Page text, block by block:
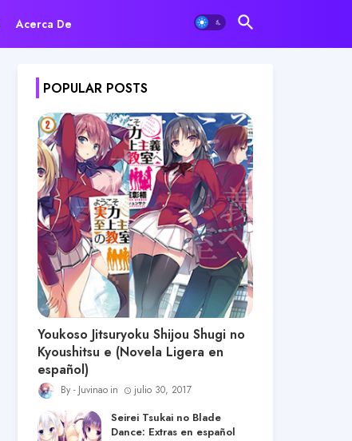
Acerca De
POPULAR POSTS
Youkoso Jitsuryoku Shijou Shugi no
Kyoushitsu e (Novela Ligera en
español)
Juvinao julio 30, 2017
Seirei Tsukai no Blade
Dance: Extras en español